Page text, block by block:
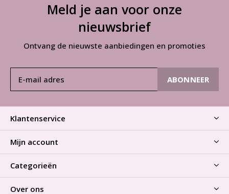
Meld je aan voor onze
nieuwsbrief
Ontvang de nieuwste aanbiedingen en promoties
ABONNEER
Klantenservice
Mijn account
Categorieën
Over ons